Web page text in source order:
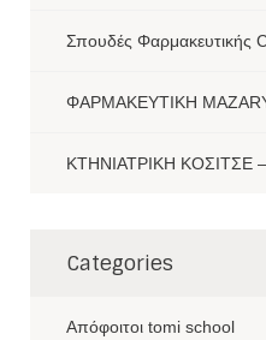
Σπουδές Φαρμακευτικής
ΦΑΡΜΑΚΕΥΤΙΚΗ
ΚΤΗΝΙΑΤΡΙΚΗ ΚΟΣΙΤΣΕ
Categories
Aπόφοιτοι tomi school